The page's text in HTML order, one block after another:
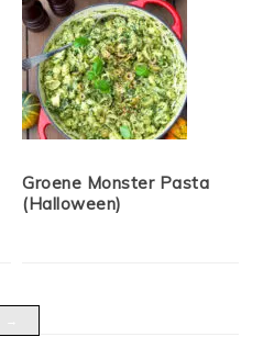
Groene Monster Pasta
(Halloween)